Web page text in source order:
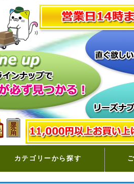
カテゴリーから探す